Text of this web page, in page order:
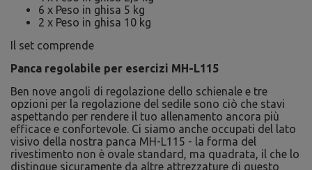
6 x Peso in ghisa 5 kg
2 x Peso in ghisa 10 kg
Il set comprende
Panca regolabile per esercizi MH-L115
Ben nove angoli di regolazione dello schienale e tre
opzioni per la regolazione del sedile sono ciò che stavi
aspettando per rendere il tuo allenamento ancora più
efficace e confortevole. Ci siamo anche occupati del lato
visivo della nostra panca MH-L115 - la forma del
rivestimento non è ovale standard, ma quadrata, il che lo
distingue sicuramente da altre attrezzature di questo